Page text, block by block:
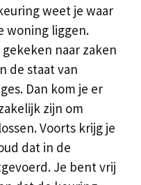
weet je waar
woning liggen.
naar zaken
de staat van
Dan kom je er
zijn om
Voorts krijg je
dat in de
Je bent vrij